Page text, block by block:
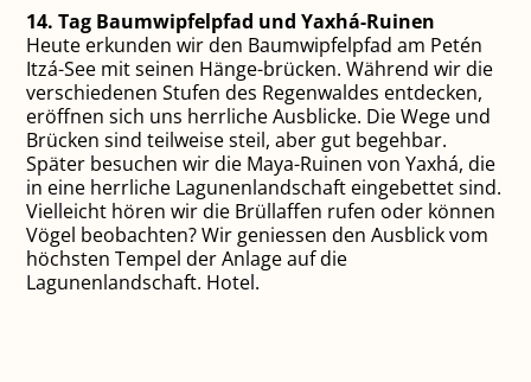
14. Tag Baumwipfelpfad undYaxhá-Ruinen
Heute erkunden wir den Baumwipfelpfad am Petén
Itzá-See mit seinen Hänge-brücken. Während wir die
verschiedenen Stufen des Regenwaldes entdecken,
eröffnen sich uns herrliche Ausblicke. Die Wege und
Brücken sind teilweise steil, aber gut begehbar.
Später besuchen wir die Maya-Ruinen von Yaxhá, die
in eine herrliche Lagunenlandschaft eingebettet sind.
Vielleicht hören wir die Brüllaffen rufen oder können
Vögel beobachten? Wir geniessen den Ausblick vom
höchsten Tempel der Anlage auf die
Lagunenlandschaft. Hotel.